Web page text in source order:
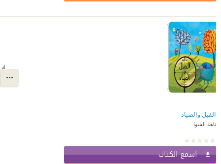
الفيل والصياد
ناهد الشوا
اسمع الكتاب